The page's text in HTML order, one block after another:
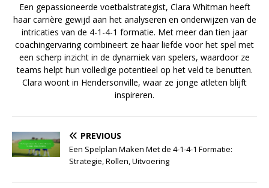
Een gepassioneerde voetbalstrategist, Clara Whitman heeft
haar carrière gewijd aan het analyseren en onderwijzen van de
intricaties van de 4-1-4-1 formatie. Met meer dan tien jaar
coachingervaring combineert ze haar liefde voor het spel met
een scherp inzicht in de dynamiek van spelers, waardoor ze
teams helpt hun volledige potentieel op het veld te benutten.
Clara woont in Hendersonville, waar ze jonge atleten blijft
inspireren.
PREVIOUS
Een Spelplan Maken Met de 4-1-4-1 Formatie:
Strategie, Rollen, Uitvoering